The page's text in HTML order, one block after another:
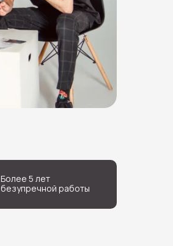
Более 5 лет
безупречной работы